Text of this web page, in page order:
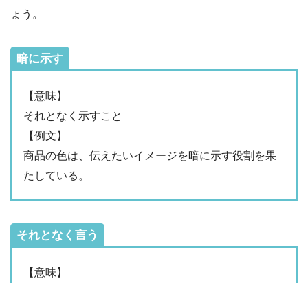
ょう。
暗に示す
【意味】
それとなく示すこと
【例文】
商品の色は、伝えたいイメージを暗に示す役割を果
たしている。
それとなく言う
【意味】